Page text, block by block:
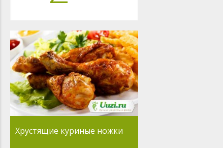
Хрустящие куриные ножки